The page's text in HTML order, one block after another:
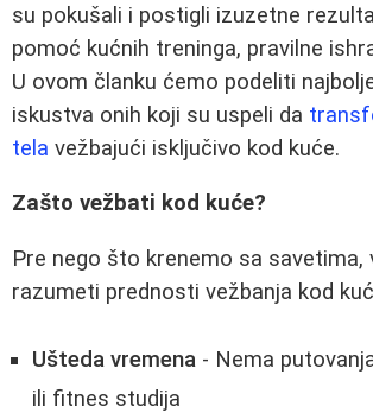
su pokušali i postigli izuzetne
pomoć kućnih treninga, pravilne
U ovom članku ćemo podeliti
iskustva onih koji su uspeli da
tela vežbajući isključivo kod kuće.
Zašto vežbati kod kuće?
Pre nego što krenemo sa savetima,
razumeti prednosti vežbanja kod
Ušteda vremena - Nema
ili fitnes studija